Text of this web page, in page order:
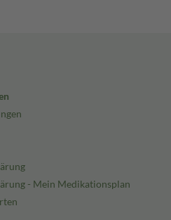
- Mein Medikationsplan